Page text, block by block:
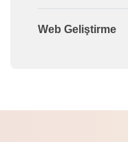
Web Geliştirme